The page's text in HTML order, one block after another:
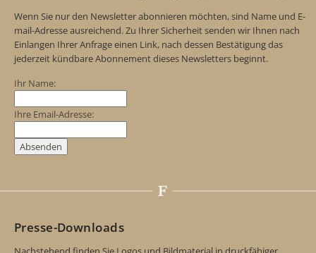
Wenn Sie nur den Newsletter abonnieren möchten, sind Name und E-
mail-Adresse ausreichend. Zu Ihrer Sicherheit senden wir Ihnen nach
Einlangen Ihrer Anfrage einen Link, nach dessen Bestätigung das
jederzeit kündbare Abonnement dieses Newsletters beginnt.
Ihr Name:
Ihre Email-Adresse:
Presse-Downloads